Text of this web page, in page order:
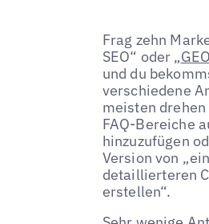
Frag zehn
SEO“ oder „GEO
und du
verschiedene
meisten
FAQ-Bereiche
hinzuzufügen
Version von
detaillierteren
erstellen“.